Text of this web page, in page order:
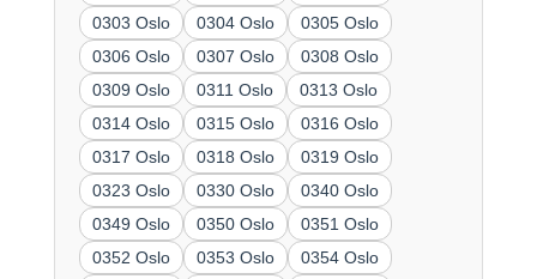
0303 Oslo
0304 Oslo
0305 Oslo
0306 Oslo
0307 Oslo
0308 Oslo
0309 Oslo
0311 Oslo
0313 Oslo
0314 Oslo
0315 Oslo
0316 Oslo
0317 Oslo
0318 Oslo
0319 Oslo
0323 Oslo
0330 Oslo
0340 Oslo
0349 Oslo
0350 Oslo
0351 Oslo
0352 Oslo
0353 Oslo
0354 Oslo